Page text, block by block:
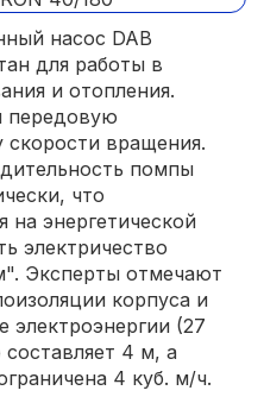
насос DAB
для работы в
и отопления.
передовую
скорости вращения.
помпы
что
на энергетической
электричество
Эксперты отмечают
корпуса и
электроэнергии (27
4 м, а
4 куб. м/ч.